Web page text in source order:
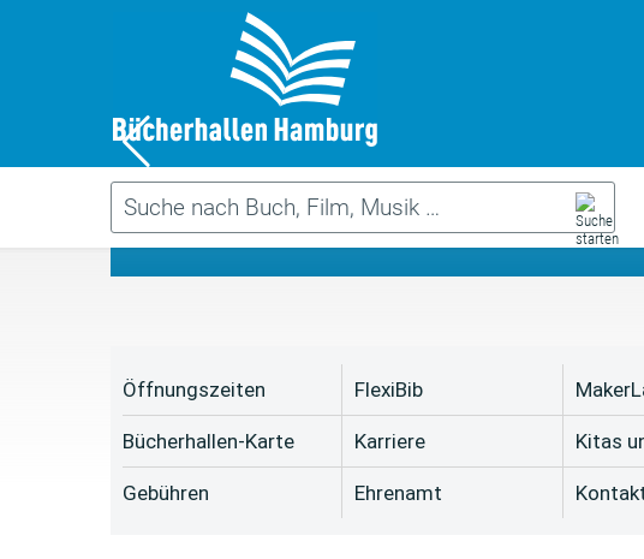
Das
Öffnungszeiten
Bücherhallen-Karte
Gebühren
FlexiBib
Karriere
Ehrenamt
Kitas